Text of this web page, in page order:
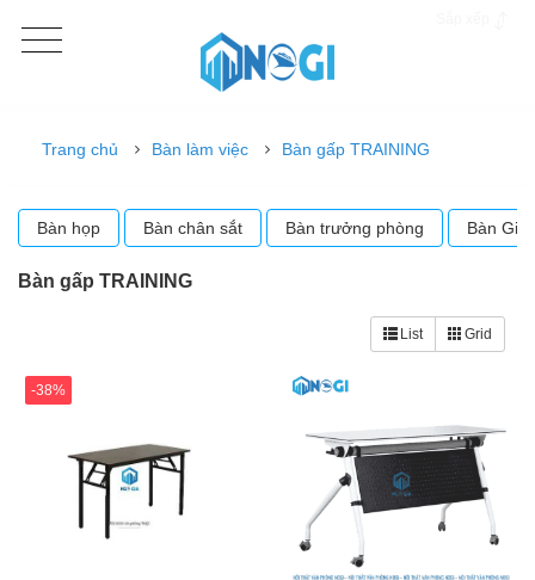
Trang chủ Bàn làm việc Bàn gấp TRAINING
Bàn họp Bàn chân sắt Bàn trưởng phòng Bàn
Bàn gấp TRAINING
List Grid
-38% -13%